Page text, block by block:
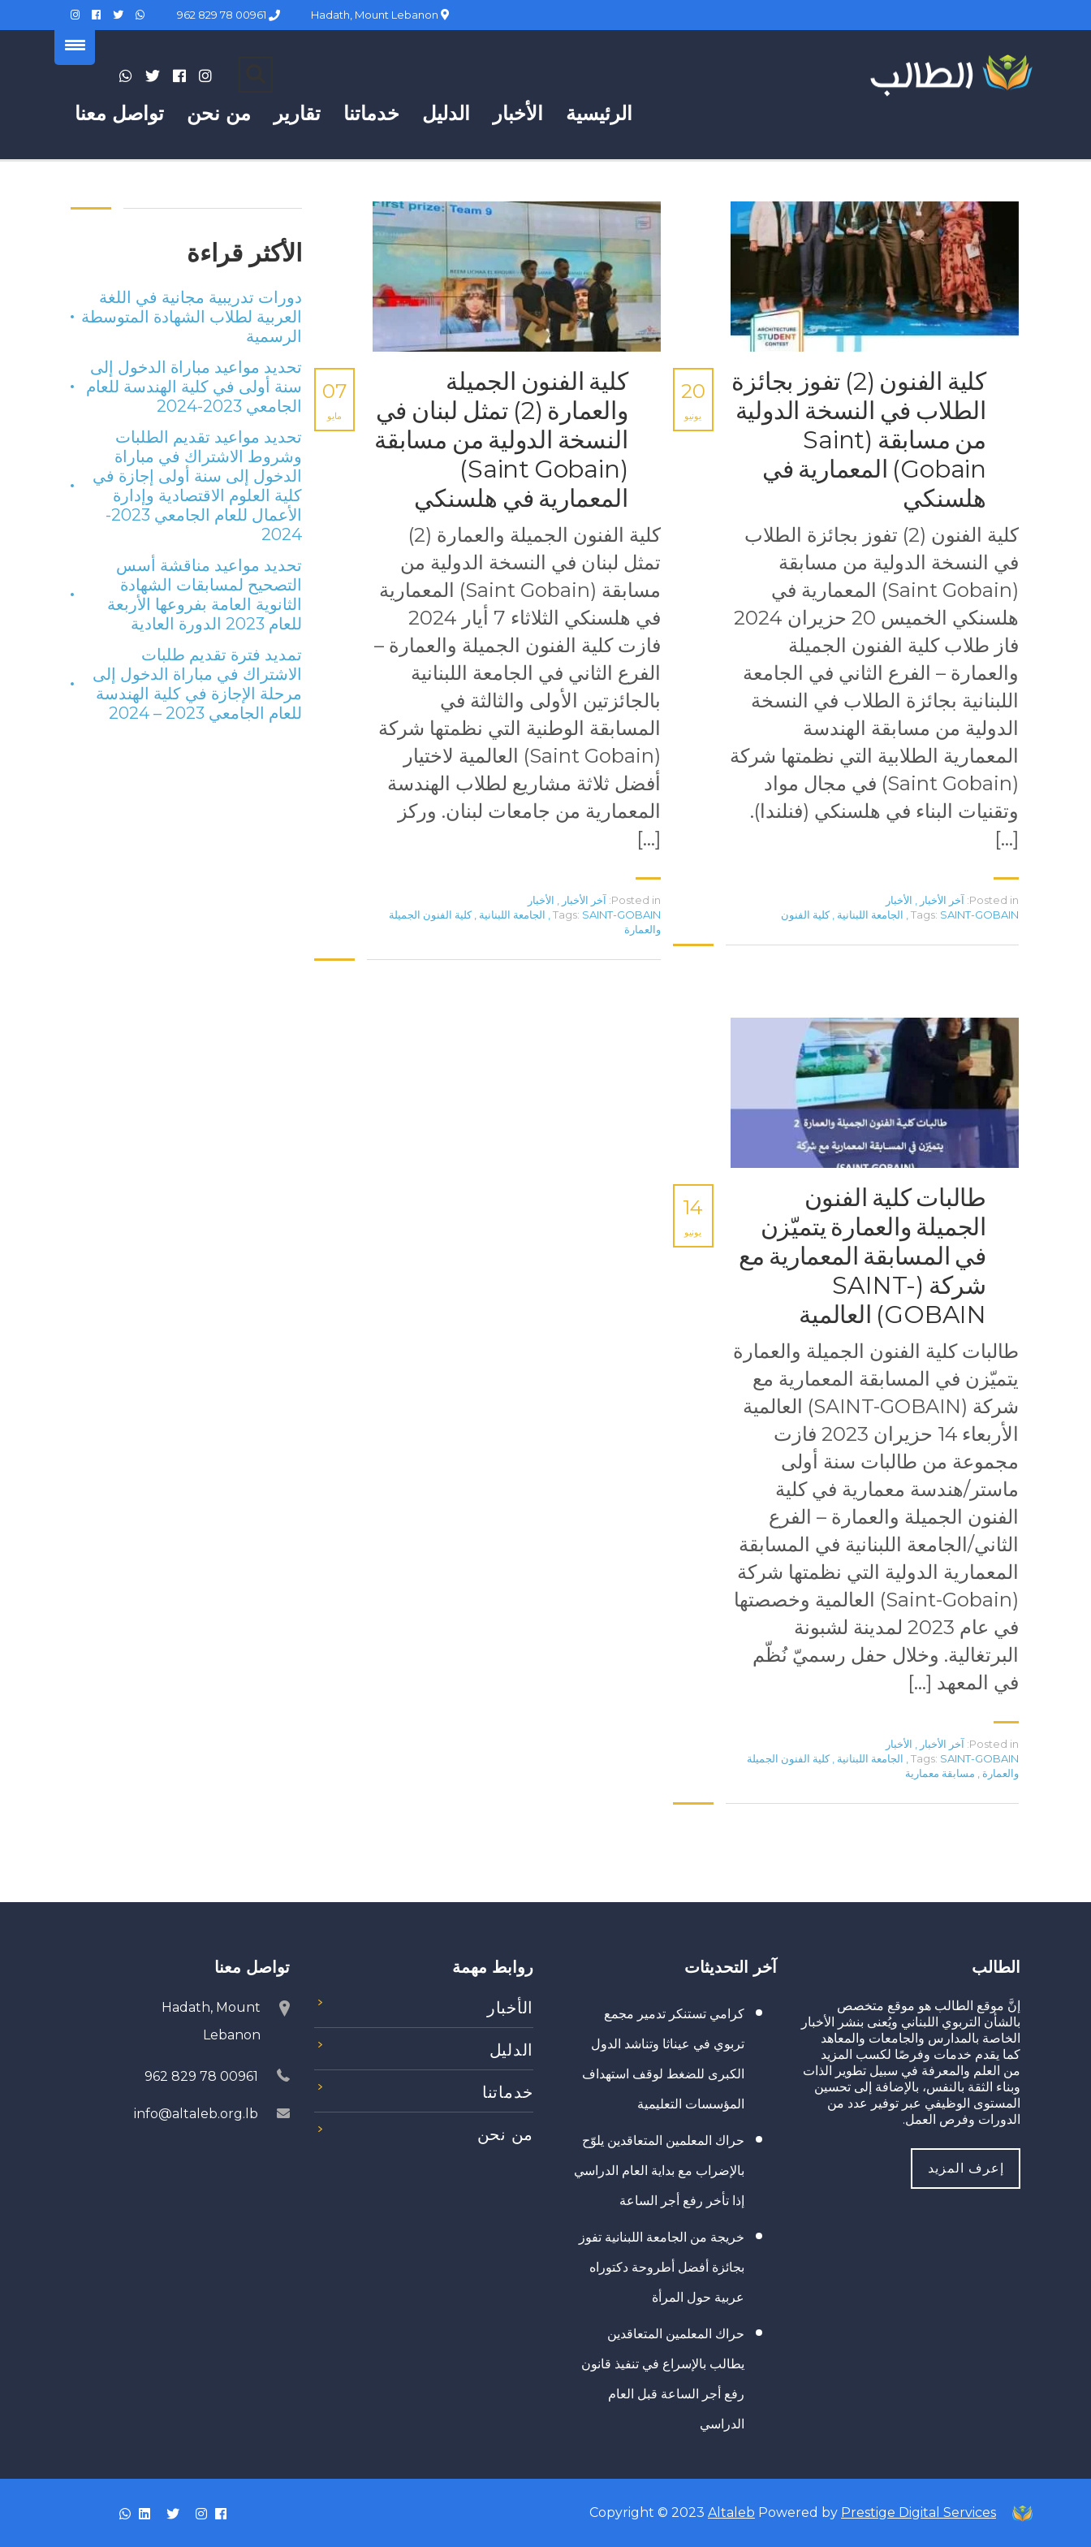
تواصل معنا من نحن تقارير خدماتنا الدليل الأخبار الرئيسية
كلية الفنون (2) تفوز بجائزة
الطلاب في النسخة الدولية
من مسابقة (Saint
Gobain) المعمارية في
هلسنكي
20
يونيو
كلية الفنون (2) تفوز بجائزة الطلاب
في النسخة الدولية من مسابقة
(Saint Gobain) المعمارية في
هلسنكي الخميس 20 حزيران 2024
فاز طلاب كلية الفنون الجميلة
والعمارة – الفرع الثاني في الجامعة
اللبنانية بجائزة الطلاب في النسخة
الدولية من مسابقة الهندسة
المعمارية الطلابية التي نظمتها شركة
(Saint Gobain) في مجال مواد
وتقنيات البناء في هلسنكي (فنلندا).
[…]
Posted in: آخر الأخبار
الأخبار
Tags: SAINT-GOBAIN الجامعة اللبنانية كلية الفنون
كلية الفنون الجميلة
والعمارة (2) تمثل لبنان في
النسخة الدولية من مسابقة
(Saint Gobain)
المعمارية في هلسنكي
07
مايو
كلية الفنون الجميلة والعمارة (2)
تمثل لبنان في النسخة الدولية من
مسابقة (Saint Gobain) المعمارية
في هلسنكي الثلاثاء 7 أيار 2024
فازت كلية الفنون الجميلة والعمارة –
الفرع الثاني في الجامعة اللبنانية
بالجائزتين الأولى والثالثة في
المسابقة الوطنية التي نظمتها شركة
(Saint Gobain) العالمية لاختيار
أفضل ثلاثة مشاريع لطلاب الهندسة
المعمارية من جامعات لبنان. وركز
[…]
Posted in: آخر الأخبار
الأخبار
Tags: SAINT-GOBAIN الجامعة اللبنانية
كلية الفنون الجميلة
والعمارة
طالبات كلية الفنون
الجميلة والعمارة يتميّزن
في المسابقة المعمارية مع
شركة (SAINT-
GOBAIN) العالمية
14
يونيو
طالبات كلية الفنون الجميلة والعمارة
يتميّزن في المسابقة المعمارية مع
شركة (SAINT-GOBAIN) العالمية
الأربعاء 14 حزيران 2023 فازت
مجموعة من طالبات سنة أولى
ماستر/هندسة معمارية في كلية
الفنون الجميلة والعمارة – الفرع
الثاني/الجامعة اللبنانية في المسابقة
المعمارية الدولية التي نظمتها شركة
(Saint-Gobain) العالمية وخصصتها
في عام 2023 لمدينة لشبونة
البرتغالية. وخلال حفل رسميّ نُظّم
في المعهد […]
Posted in: آخر الأخبار , الأخبار
Tags: SAINT-GOBAIN
, الجامعة اللبنانية , كلية الفنون الجميلة
والعمارة , مسابقة معمارية
الأكثر قراءة
دورات تدريبية مجانية في اللغة
العربية لطلاب الشهادة المتوسطة
الرسمية
تحديد مواعيد مباراة الدخول إلى
سنة أولى في كلية الهندسة للعام
الجامعي 2023-2024
تحديد مواعيد تقديم الطلبات
وشروط الاشتراك في مباراة
الدخول إلى سنة أولى إجازة في
كلية العلوم الاقتصادية وإدارة
الأعمال للعام الجامعي 2023-
2024
تحديد مواعيد مناقشة أسس
التصحيح لمسابقات الشهادة
الثانوية العامة بفروعها الأربعة
للعام 2023 الدورة العادية
تمديد فترة تقديم طلبات
الاشتراك في مباراة الدخول إلى
مرحلة الإجازة في كلية الهندسة
للعام الجامعي 2023 – 2024
الطالب
إنَّ موقع الطالب هو موقع متخصص
بالشأن التربوي اللبناني ويُعنى بنشر الأخبار
الخاصة بالمدارس والجامعات والمعاهد
كما يقدم خدمات وفرصًا لكسب المزيد
من العلم والمعرفة في سبيل تطوير الذات
وبناء الثقة بالنفس، بالإضافة إلى تحسين
المستوى الوظيفي عبر توفير عدد من
الدورات وفرص العمل.
إعرف المزيد
آخر التحديثات
كرامي تستنكر تدمير مجمع
تربوي في عيناثا وتناشد الدول
الكبرى للضغط لوقف استهداف
المؤسسات التعليمية
حراك المعلمين المتعاقدين يلوّح
بالإضراب مع بداية العام الدراسي
إذا تأخر رفع أجر الساعة
خريجة من الجامعة اللبنانية تفوز
بجائزة أفضل أطروحة دكتوراه
عربية حول المرأة
حراك المعلمين المتعاقدين
يطالب بالإسراع في تنفيذ قانون
رفع أجر الساعة قبل العام
الدراسي
روابط مهمة
الأخبار
الدليل
خدماتنا
من نحن
تواصل معنا
Hadath, Mount
Lebanon
00961 78 829 962
info@altaleb.org.lb
Copyright © 2023 Altaleb Powered by Prestige Digital Services